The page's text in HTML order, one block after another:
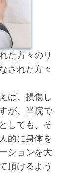
た方々のリ
された方々
ば、損傷し
が、当院で
しても、そ
的に身体を
ションを大
頂けるよう